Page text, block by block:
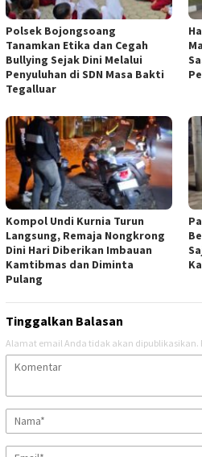
Polsek Bojongsoang
Tanamkan Etika dan Cegah
Bullying Sejak Dini Melalui
Penyuluhan di SDN Masa Bakti
Tegalluar
Kompol Undi Kurnia Turun
Langsung, Remaja Nongkrong
Dini Hari Diberikan Imbauan
Kamtibmas dan Diminta
Pulang
Tinggalkan Balasan
Alamat email Anda tidak akan dipublikasikan.